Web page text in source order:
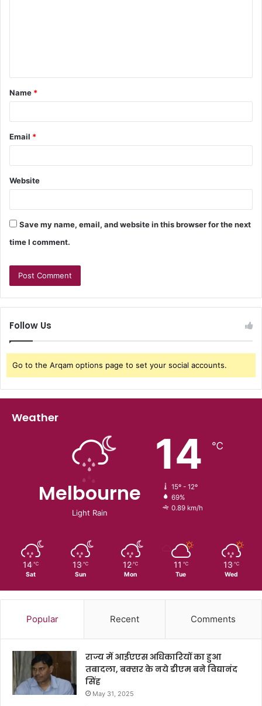
Name *
Email *
Website
Save my name, email, and website in this browser for the next
time I comment.
Follow Us
Go to the Arqam options page to set your social accounts.
Weather
Melbourne
Light Rain
14 ℃
15º - 12º
69%
0.89 km/h
14 ℃
Sat
13 ℃
Sun
12 ℃
Mon
11 ℃
Tue
13 ℃
Wed
Popular Recent Comments
राज्य में आईएएस अधिकारियों का हुआ
तबादला, बक्सर के नये डीएम बने विद्यानंद
सिंह
May 31, 2025